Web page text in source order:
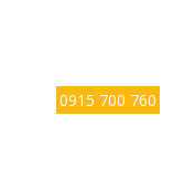
0915 700 760